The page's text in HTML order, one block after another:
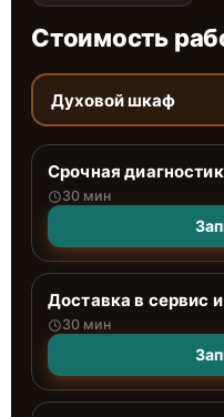
Стоимость
Духовой шкаф
Срочная
30 мин
Доставка в сервис
30 мин